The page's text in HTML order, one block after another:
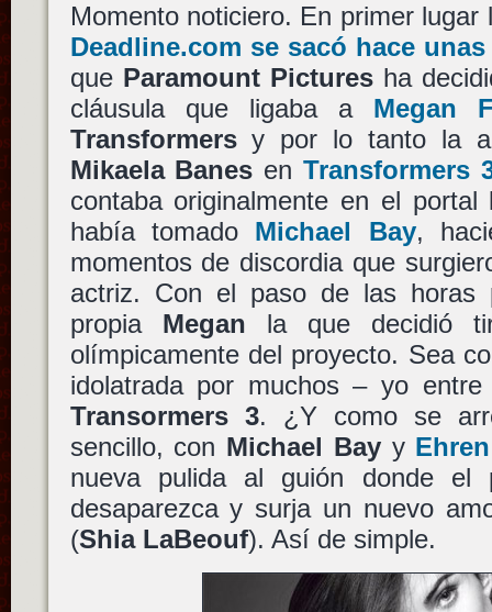
Momento noticiero. En primer
Deadline.com se sacó hace
que Paramount Picturesha
cláusula que ligaba a Megan
Transformersy por lo tanto la
Mikaela Banes enTransformers
contaba originalmente en el
había tomado Michael Bay,
momentos de discordia que
actriz. Con el paso de las horas
propia Megan la que decidió
olímpicamente del proyecto. Sea
idolatrada por muchos – yo
Transormers 3. ¿Y como se
sencillo, con Michael Bayy
nueva pulida al guión donde el
desaparezca y surja un nuevo
(Shia LaBeouf). Así de simple.